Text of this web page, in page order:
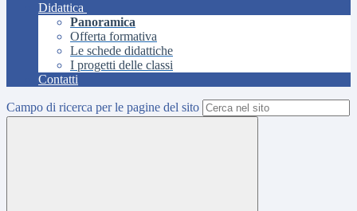
Didattica
Panoramica
Offerta formativa
Le schede didattiche
I progetti delle classi
Contatti
Campo di ricerca per le pagine del sito